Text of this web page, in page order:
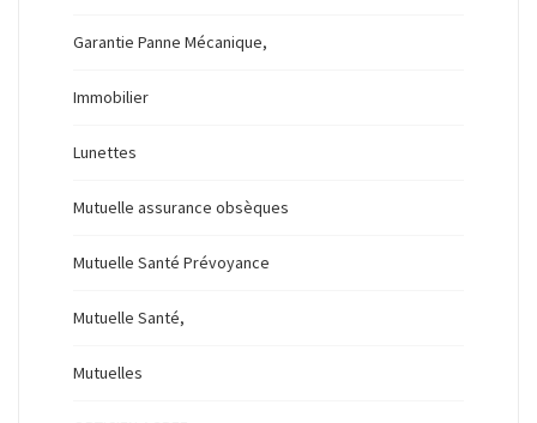
Garantie Panne Mécanique,
Immobilier
Lunettes
Mutuelle assurance obsèques
Mutuelle Santé Prévoyance
Mutuelle Santé,
Mutuelles